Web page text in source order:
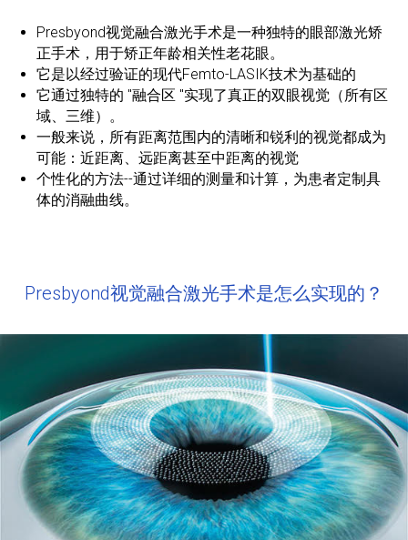
Presbyond视觉融合激光手术是一种独特的眼部激光矫
正手术，用于矫正年龄相关性老花眼。
它是以经过验证的现代Femto-LASIK技术为基础的
它通过独特的 "融合区 "实现了真正的双眼视觉（所有区
域、三维）。
一般来说，所有距离范围内的清晰和锐利的视觉都成为
可能：近距离、远距离甚至中距离的视觉
个性化的方法--通过详细的测量和计算，为患者定制具
体的消融曲线。
Presbyond视觉融合激光手术是怎么实现的？